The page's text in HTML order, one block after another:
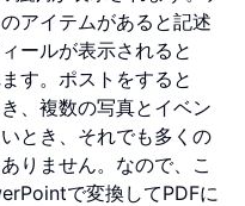
アイテムがあると記述
ールが表示されると
す。ポストをすると
、複数の写真とイベン
とき、それでも多くの
りません。なので、こ
で変換してPDFに